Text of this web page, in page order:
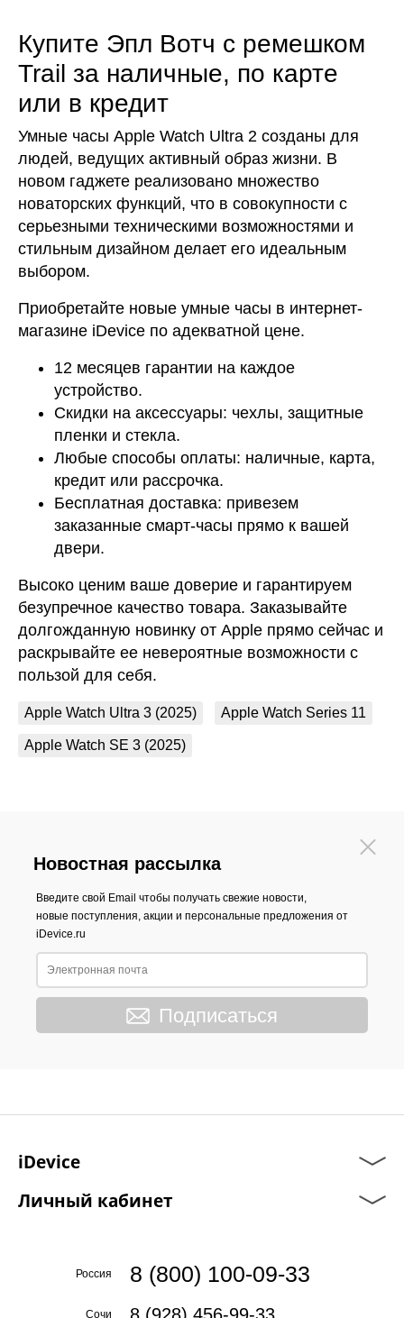
Купите Эпл Вотч с ремешком
Trail за наличные, по карте
или в кредит
Умные часы Apple Watch Ultra 2 созданы для
людей, ведущих активный образ жизни. В
новом гаджете реализовано множество
новаторских функций, что в совокупности с
серьезными техническими возможностями и
стильным дизайном делает его идеальным
выбором.
Приобретайте новые умные часы в интернет-
магазине iDevice по адекватной цене.
12 месяцев гарантии на каждое
устройство.
Скидки на аксессуары: чехлы, защитные
пленки и стекла.
Любые способы оплаты: наличные, карта,
кредит или рассрочка.
Бесплатная доставка: привезем
заказанные смарт-часы прямо к вашей
двери.
Высоко ценим ваше доверие и гарантируем
безупречное качество товара. Заказывайте
долгожданную новинку от Apple прямо сейчас и
раскрывайте ее невероятные возможности с
пользой для себя.
Apple Watch Ultra 3 (2025) Apple Watch Series 11
Apple Watch SE 3 (2025)
Новостная рассылка
Введите свой Email чтобы получать свежие новости,
новые поступления, акции и персональные предложения от
iDevice.ru
Подписаться
iDevice
Личный кабинет
Россия 8 (800) 100-09-33
Сочи